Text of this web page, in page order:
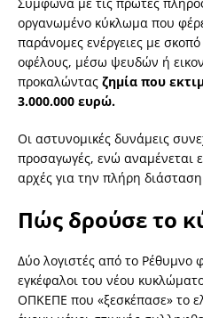
οργανωμένο κύκλωμα που
παράνομες ενέργειες με
οφέλους, μέσω ψευδών ή
προκαλώντας ζημία που
3.000.000 ευρώ.
Οι αστυνομικές δυνάμεις
προσαγωγές, ενώ αναμένεται
αρχές για την πλήρη
Πώς δρούσε το
Δύο λογιστές από το Ρέθυμνο
εγκέφαλοι του νέου
ΟΠΚΕΠΕ που «ξεσκέπασε» το